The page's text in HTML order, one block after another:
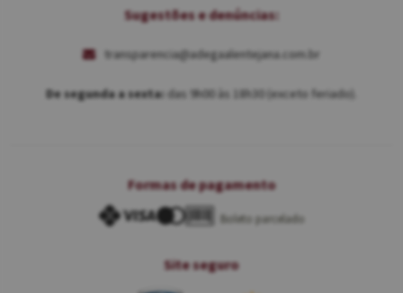
Sugestões e denúncias:
transparencia@adegaalentejana.com.br
De segunda a sexta: das 9h00 às 18h30 (exceto feriado).
Formas de pagamento
Boleto parcelado
Site seguro